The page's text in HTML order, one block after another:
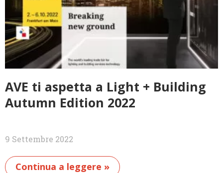
AVE ti aspetta a Light + Building
Autumn Edition 2022
9 Settembre 2022
Continua a leggere »